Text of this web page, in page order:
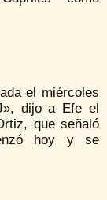
el miércoles
dijo a Efe el
que señaló
hoy y se